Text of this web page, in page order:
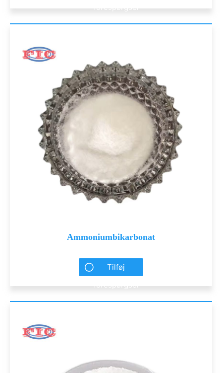
forespørgsel
Ammoniumbikarbonat
Tilføj
forespørgsel